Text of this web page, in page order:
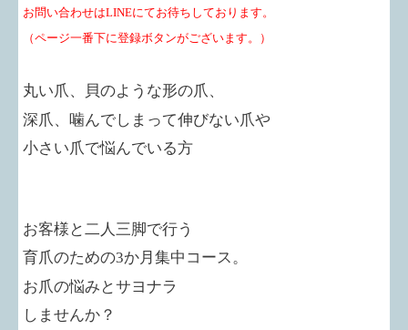
お問い合わせはLINEにてお待ちしております。
（ページ一番下に登録ボタンがございます。）
丸い爪、貝のような形の爪、
深爪、噛んでしまって伸びない爪や
小さい爪で悩んでいる方
お客様と二人三脚で行う
育爪のための3か月集中コース。
お爪の悩みとサヨナラ
しませんか？